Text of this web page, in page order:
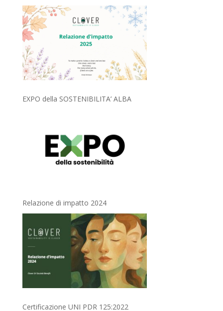
EXPO della SOSTENIBILITA’ ALBA
Relazione di impatto 2024
Certificazione UNI PDR 125:2022